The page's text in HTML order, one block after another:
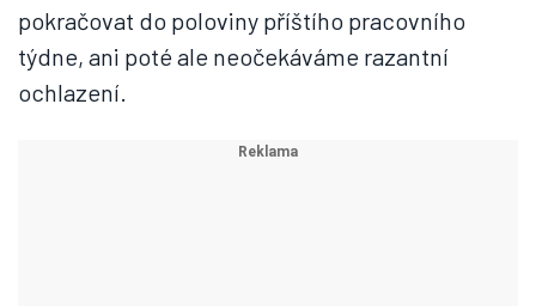
pokračovat do poloviny příštího pracovního
týdne, ani poté ale neočekáváme razantní
ochlazení.